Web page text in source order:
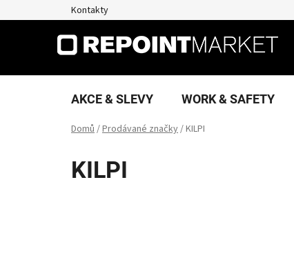
na
Kontakty
AKCE & SLEVY WORK & SAFETY
Domů/Prodávané značky/KILPI
KILPI